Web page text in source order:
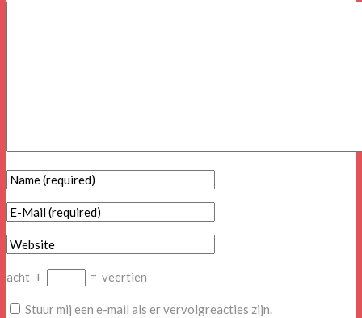
acht + = veertien
Stuur mij een e-mail als er vervolgreacties zijn.